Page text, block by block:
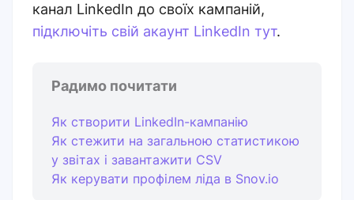
канал LinkedIn до своїх кампаній,
підключіть свій акаунт LinkedIn тут.
Радимо почитати
Як створити LinkedIn-кампанію
Як стежити на загальною статистикою
у звітах і завантажити CSV
Як керувати профілем ліда в Snov.io